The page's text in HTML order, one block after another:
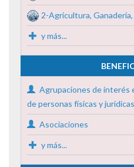
2-Agricultura, Ganadería,
y más...
Agrupaciones de interés
de personas físicas y jurídicas
Asociaciones
y más...